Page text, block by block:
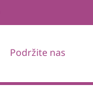
Podržite nas